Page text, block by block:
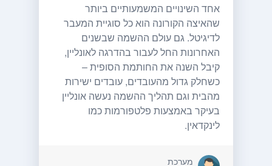
אחד השינויים המשמעותיים ביותר
שהאיצה הקורונה הוא כל סוגיית המעבר
לדיגיטל. גם עולם ההשמה שבשנים
האחרונות החל לעבור בהדרגה לאונליין,
קיבל השנה את החותמת הסופית –
כשחלק גדול מהעובדים, עובדים ישירות
מהבית וגם תהליך ההשמה נעשה אונליין
בעיקר באמצעות פלטפורמות כמו
לינקדאין.
מערכת